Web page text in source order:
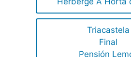
Triacastela
Final
Pensión